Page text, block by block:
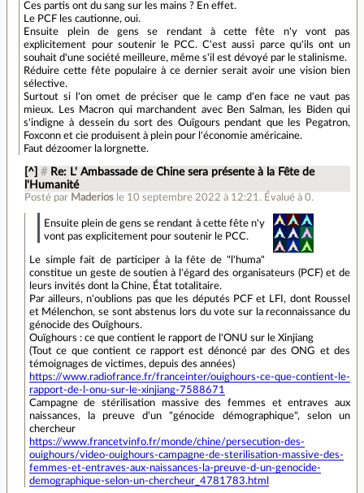
Ces partis ont du sang sur les mains ? En effet.
Le PCF les cautionne, oui.
Ensuite plein de gens se rendant à cette fête n'y vont pas
explicitement pour soutenir le PCC. C'est aussi parce qu'ils ont un
souhait d'une société meilleure, même s'il est dévoyé par le stalinisme.
Réduire cette fête populaire à ce dernier serait avoir une vision bien
sélective.
Surtout si l'on omet de préciser que le camp d'en face ne vaut pas
mieux. Les Macron qui marchandent avec Ben Salman, les Biden qui
s'indigne à dessein du sort des Ouïgours pendant que les Pegatron,
Foxconn et cie produisent à plein pour l'économie américaine.
Faut dézoomer la lorgnette.
[^] # Re: L' Ambassade de Chine sera présente à la Fête de
l'Humanité
Posté par Maderios le 10 septembre 2022 à 12:21 . Évalué à 0.
Ensuite plein de gens se rendant à cette fête n'y
vont pas explicitement pour soutenir le PCC.
Le simple fait de participer à la fête de "l'huma"
constitue un geste de soutien à l'égard des organisateurs (PCF) et de
leurs invités dont la Chine, État totalitaire.
Par ailleurs, n'oublions pas que les députés PCF et LFI, dont Roussel
et Mélenchon, se sont abstenus lors du vote sur la reconnaissance du
génocide des Ouïghours.
Ouïghours : ce que contient le rapport de l'ONU sur le Xinjiang
(Tout ce que contient ce rapport est dénoncé par des ONG et des
témoignages de victimes, depuis des années)
https://www.radiofrance.fr/franceinter/ouighours-ce-que-contient-le-
rapport-de-l-onu-sur-le-xinjiang-7588671
Campagne de stérilisation massive des femmes et entraves aux
naissances, la preuve d'un "génocide démographique", selon un
chercheur
https://www.francetvinfo.fr/monde/chine/persecution-des-
ouighours/video-ouighours-campagne-de-sterilisation-massive-des-
femmes-et-entraves-aux-naissances-la-preuve-d-un-genocide-
demographique-selon-un-chercheur_4781783.html